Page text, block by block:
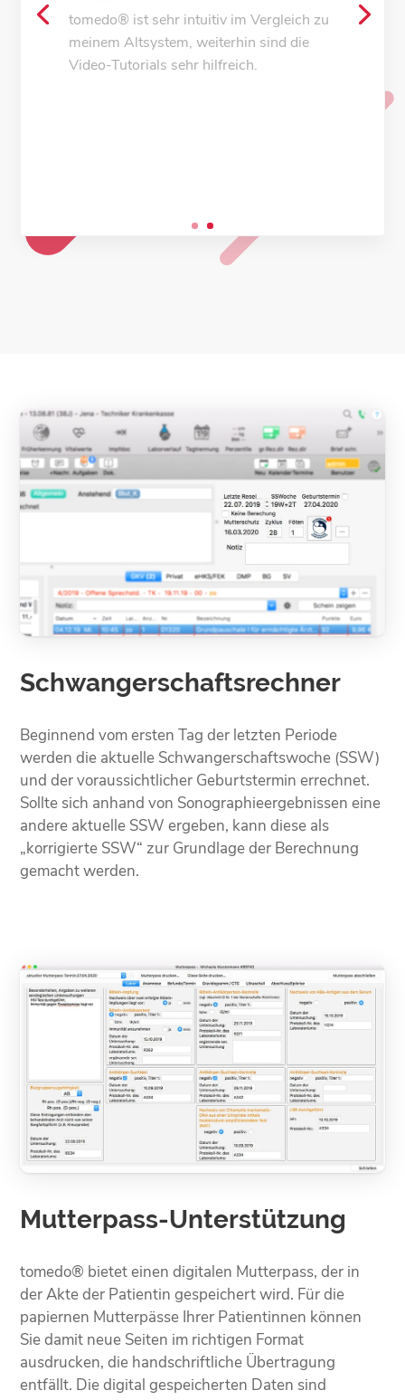
aufgebaut und hat eine
benutzerfreundliche Oberfläche. Das
Arbeiten macht wirklich Freude. Alle
Schwangerschafts­rechner
Beginnend vom ersten Tag der letzten Periode
werden die aktuelle Schwangerschaftswoche (SSW)
und der voraussichtlicher Geburtstermin errechnet.
Sollte sich anhand von Sonographieergebnissen eine
andere aktuelle SSW ergeben, kann diese als
„korrigierte SSW“ zur Grundlage der Berechnung
gemacht werden.
Mutterpass-Unterstützung
tomedo® bietet einen digitalen Mutterpass, der in
der Akte der Patientin gespeichert wird. Für die
papiernen Mutterpässe Ihrer Patientinnen können
Sie damit neue Seiten im richtigen Format
ausdrucken, die handschriftliche Übertragung
entfällt. Die digital gespeicherten Daten sind